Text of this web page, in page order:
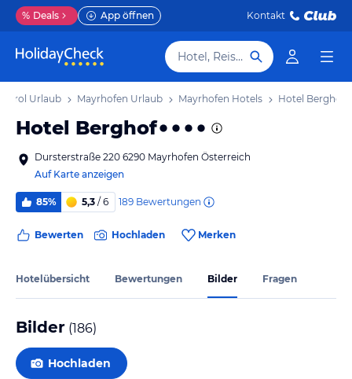
% Deals App öffnen Kontakt
Hotel, Reiseziel
Tirol Urlaub Mayrhofen Urlaub Mayrhofen Hotels Hotel Berghof
Hotel Berghof
Dursterstraße 220 6290 Mayrhofen Österreich
Auf Karte anzeigen
85% 5,3 / 6 189 Bewertungen
Bewerten Hochladen Merken
Hotelübersicht Bewertungen Bilder Fragen
Bilder (186)
Hochladen